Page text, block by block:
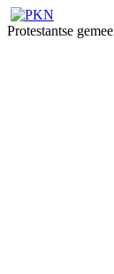
Protestantse